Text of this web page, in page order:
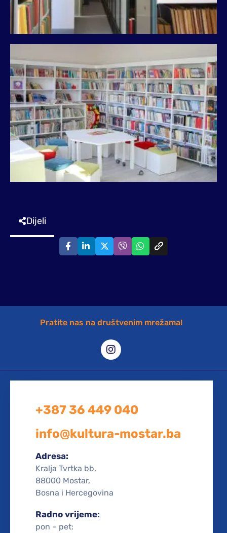
Dijeli
Pratite nas na društvenim mrežama!
+387 36 449 040
info@kultura-mostar.ba
Adresa:
Kralja Tvrtka bb,
88000 Mostar,
Bosna i Hercegovina
Radno vrijeme:
pon – pet: